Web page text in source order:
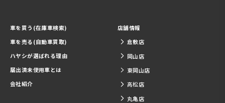
車を買う(在庫車検索)
車を売る(自動車買取)
ハヤシが選ばれる理由
届出済未使用車とは
会社紹介
店舗情報
倉敷店
岡山店
東岡山店
高松店
丸亀店